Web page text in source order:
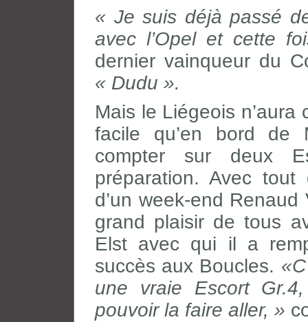
« Je suis déjà passé
avec l’Opel et cette
dernier vainqueur du
« Dudu ».
Mais le Liégeois
facile qu’en bord de
compter sur deux
préparation. Avec
d’un week-end
grand plaisir de tous
Elst avec qui il a
succès aux Boucles.
une vraie Escort
pouvoir la faire aller, »